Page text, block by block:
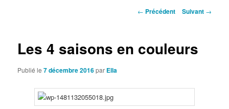
Navigation
← Précédent Suivant →
Les 4 saisons en couleurs
Publié le7 décembre 2016par Ella